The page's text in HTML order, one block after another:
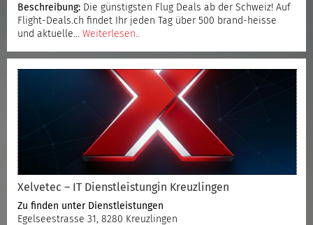
Beschreibung: Die günstigsten Flug Deals ab der Schweiz! Auf
Flight-Deals.ch findet Ihr jeden Tag über 500 brand-heisse
und aktuelle… Weiterlesen..
Xelvetec – IT Dienstleistungin Kreuzlingen
Zu finden unter Dienstleistungen
Egelseestrasse 31, 8280 Kreuzlingen